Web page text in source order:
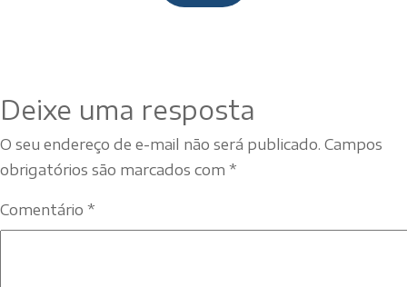
Deixe uma resposta
O seu endereço de e-mail não será publicado. Campos
obrigatórios são marcados com *
Comentário *